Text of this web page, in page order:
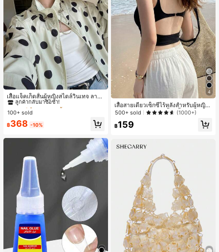
เสื้อแจ็คเก็ตสั้นผู้หญิงสไตล์วินเทจ ลายจุ
ดขนาดใหญ่ คอตั้ง เอวเข้ารูป แขนพอง
ทรงหลวม แฟชั่นอเนกประสงค์ สำหรับใ
ส่ประจำวันและไปเที่ยวพักผ่อน
#1 ขายดี
ใน กระเป๋า เสื้อคลุมลำลอง
ลูกค้ากลับมาซื้อซ้ำ!
#1 ขายดี ใน กระเป๋า เสื้อคลุมลำลอง
ลูกค้ากลับมาซื้อซ้ำ!
#1 ขายดี ใน กระเป๋า เสื้อคลุมลำลอง
ลูกค้ากลับมาซื้อซ้ำ!
#1 ขายดี
ใน กระเป๋า เสื้อคลุมลำลอง
100+ sold
฿368 -10%
4
เสื้อสายเดี่ยวเซ็กซี่ไร้หลังสำหรับผู้หญิง
พร้อมบราแบบมีฟองน้ำ, เสื้อกล้ามแขน
500+ sold (1000+)
฿159